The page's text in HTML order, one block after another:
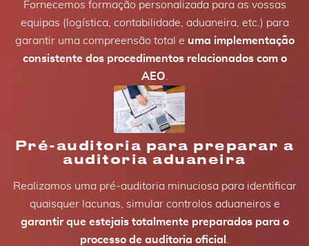
Fornecemos formação personalizada para as vossas
equipas (logística, contabilidade, aduaneira, etc.) para
garantir uma compreensão total e uma implementação
consistente dos procedimentos relacionados com o
AEO
Pré-auditoria para preparar a
auditoria aduaneira
Realizamos uma pré-auditoria minuciosa para identificar
quaisquer lacunas, simular controlos aduaneiros e
garantir que estejais totalmente preparados para o
processo de auditoria oficial